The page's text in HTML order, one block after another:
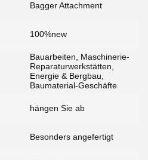
Bagger Attachment
100%new
Bauarbeiten, Maschinerie-
Reparaturwerkstätten,
Energie & Bergbau,
Baumaterial-Geschäfte
hängen Sie ab
Besonders angefertigt